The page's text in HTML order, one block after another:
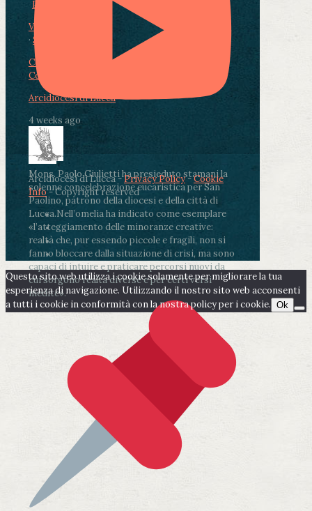
Photo
View on Facebook
· Share
Condividi su Facebook
Condividi su LinkedIn
Arcidiocesi di Lucca
4 weeks ago
Mons. Paolo Giulietti ha presieduto stamani la
solenne concelebrazione eucaristica per San
Paolino, patrono della diocesi e della città di
Lucca.Nell’omelia ha indicato come esemplare
«l’atteggiamento delle minoranze creative:
realtà che, pur essendo piccole e fragili, non si
fanno bloccare dalla situazione di crisi, ma sono
capaci di intuire e praticare percorsi nuovi da
cui sorgono realtà diverse e per certi versi
inedite».
Arcidiocesi di Lucca -Privacy Policy-Cookie
Info- Copyright reserved
Questo sito web utilizza i cookie solamente per migliorare la tua
esperienza di navigazione. Utilizzando il nostro sito web acconsenti
a tutti i cookie in conformità con la nostra policy per i cookie. Ok